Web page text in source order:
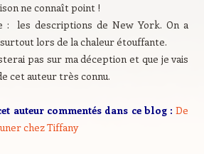
ne connaît point !
: les descriptions de New York. On a
lors de la chaleur étouffante.
pas sur ma déception et que je vais
cet auteur très connu.
auteur commentés dans ce blog : De
chez Tiffany